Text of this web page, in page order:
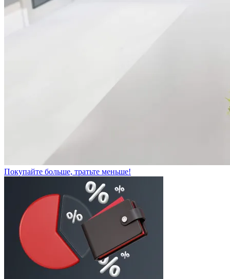
Покупайте больше, тратьте меньше!